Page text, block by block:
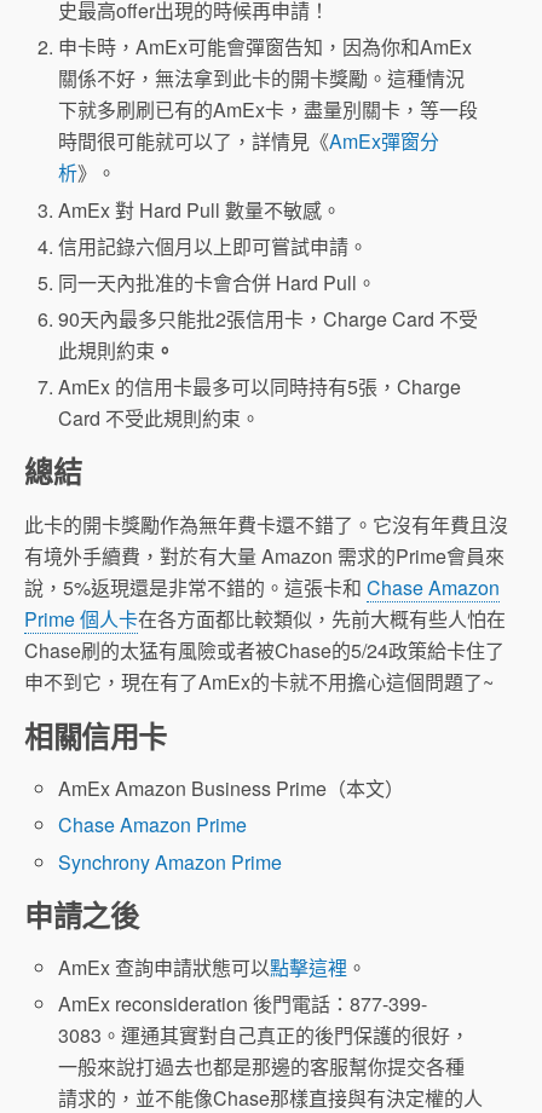
史最高offer出現的時候再申請！
申卡時，AmEx可能會彈窗告知，因為你和AmEx
關係不好，無法拿到此卡的開卡獎勵。這種情況
下就多刷刷已有的AmEx卡，盡量別關卡，等一段
時間很可能就可以了，詳情見《AmEx彈窗分
析》。
AmEx 對 Hard Pull 數量不敏感。
信用記錄六個月以上即可嘗試申請。
同一天內批准的卡會合併 Hard Pull。
90天內最多只能批2張信用卡，Charge Card 不受
此規則約束 。
AmEx 的信用卡最多可以同時持有5張，Charge
Card 不受此規則約束。
總結
此卡的開卡獎勵作為無年費卡還不錯了。它沒有年費且沒
有境外手續費，對於有大量 Amazon 需求的Prime會員來
說，5%返現還是非常不錯的。這張卡和 Chase Amazon
Prime 個人卡在各方面都比較類似，先前大概有些人怕在
Chase刷的太猛有風險或者被Chase的5/24政策給卡住了
申不到它，現在有了AmEx的卡就不用擔心這個問題了~
相關信用卡
AmEx Amazon Business Prime（本文）
Chase Amazon Prime
Synchrony Amazon Prime
申請之後
AmEx 查詢申請狀態可以點擊這裡 。
AmEx reconsideration 後門電話：877-399-
3083。運通其實對自己真正的後門保護的很好，
一般來說打過去也都是那邊的客服幫你提交各種
請求的，並不能像Chase那樣直接與有決定權的人